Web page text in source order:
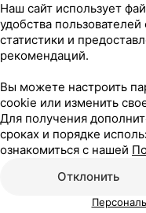
Наш сайт использует
удобства
статистики и
рекомендаций.
Вы можете настроить
cookie или изменить
Для получения
сроках и порядке
ознакомиться с нашей
Отклонить